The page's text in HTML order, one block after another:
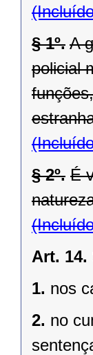
§ 1º. A
policial
§ 2º. É
Art. 14.
1. nos
2. no